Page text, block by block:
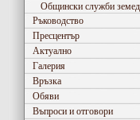
Общински служби
Ръководство
Пресцентър
Актуално
Галерия
Връзка
Обяви
Въпроси и отговори